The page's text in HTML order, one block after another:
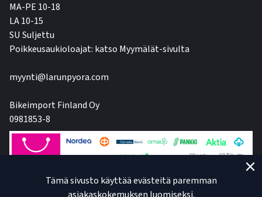
MA-PE 10-18
LA 10-15
SU Suljettu
Poikkeusaukioloajat: katso Myymälät-sivulta
myynti@larunpyora.com
Bikeimport Finland Oy
0981853-8
Tämä sivusto käyttää evästeitä paremman